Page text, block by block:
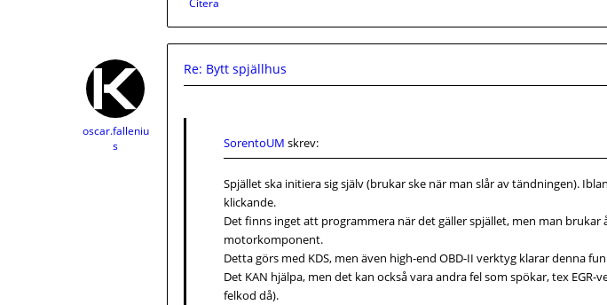
Citera
oscar.falleniu
s
Re: Bytt spjällhus
SorentoUM skrev:
Spjället ska initiera sig själv (brukar ske när man slår av tändningen).
klickande.
Det finns inget att programmera när det gäller spjället, men man
motorkomponent.
Detta görs med KDS, men även high-end OBD-II verktyg klarar denna
Det KAN hjälpa, men det kan också vara andra fel som spökar, tex
felkod då).